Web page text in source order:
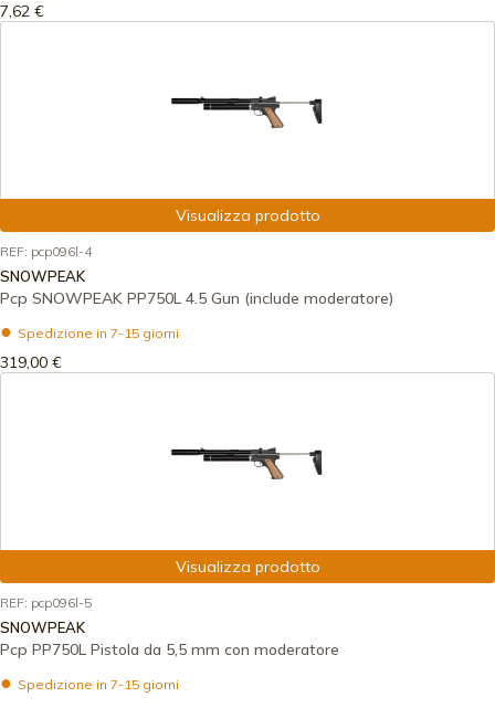
7,62 €
Visualizza prodotto
REF: pcp096l-4
SNOWPEAK
Pcp SNOWPEAK PP750L 4.5 Gun (include moderatore)
Spedizione in 7-15 giorni
319,00 €
Visualizza prodotto
REF: pcp096l-5
SNOWPEAK
Pcp PP750L Pistola da 5,5 mm con moderatore
Spedizione in 7-15 giorni